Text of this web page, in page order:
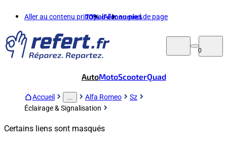
Aller au contenu principalAller au pied de page
70%d'économies
0
AutoMotoScooterQuad
Accueil Alfa Romeo
Sz
Éclairage & Signalisation
Certains liens sont masqués